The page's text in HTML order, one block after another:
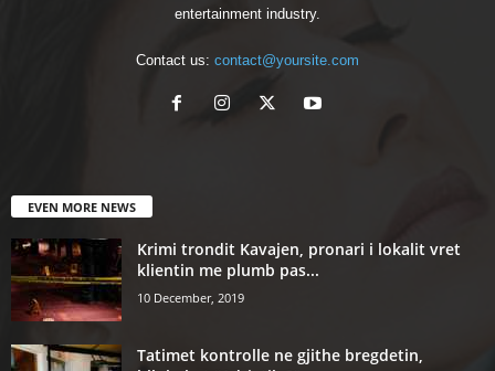
entertainment industry.
Contact us: contact@yoursite.com
EVEN MORE NEWS
Krimi trondit Kavajen, pronari i lokalit vret
klientin me plumb pas...
10 December, 2019
Tatimet kontrolle ne gjithe bregdetin,